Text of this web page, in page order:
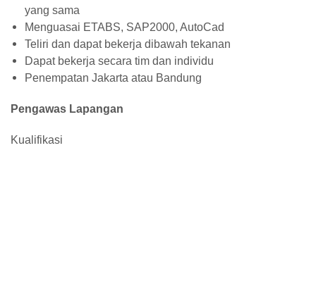
yang sama
Menguasai ETABS, SAP2000, AutoCad
Teliri dan dapat bekerja dibawah tekanan
Dapat bekerja secara tim dan individu
Penempatan Jakarta atau Bandung
Pengawas Lapangan
Kualifikasi